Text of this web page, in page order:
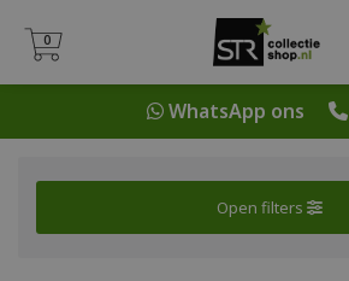
WhatsApp ons
0
0
Open filters